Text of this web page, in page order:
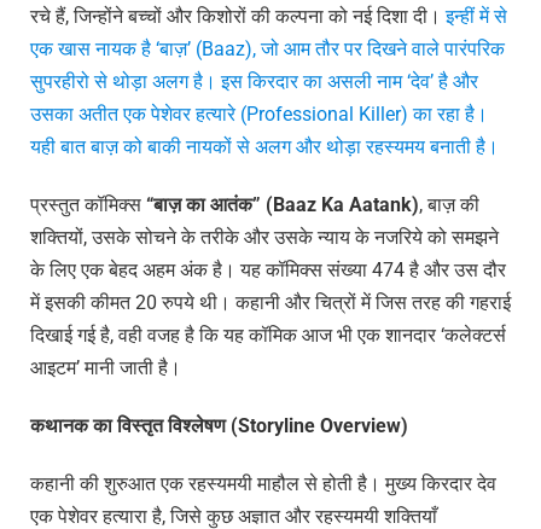
रचे हैं, जिन्होंने बच्चों और किशोरों की कल्पना को नई दिशा दी।इन्हीं में से
एक खास नायक है ‘बाज़’ (Baaz), जो आम तौर पर दिखने वाले पारंपरिक
सुपरहीरो से थोड़ा अलग है। इस किरदार का असली नाम ‘देव’ है और
उसका अतीत एक पेशेवर हत्यारे (Professional Killer) का रहा है।
यही बात बाज़ को बाकी नायकों से अलग और थोड़ा रहस्यमय बनाती है।
प्रस्तुत कॉमिक्स “बाज़ का आतंक” (Baaz Ka Aatank), बाज़ की
शक्तियों, उसके सोचने के तरीके और उसके न्याय के नजरिये को समझने
के लिए एक बेहद अहम अंक है। यह कॉमिक्स संख्या 474 है और उस दौर
में इसकी कीमत 20 रुपये थी। कहानी और चित्रों में जिस तरह की गहराई
दिखाई गई है, वही वजह है कि यह कॉमिक आज भी एक शानदार ‘कलेक्टर्स
आइटम’ मानी जाती है।
कथानक का विस्तृत विश्लेषण(Storyline Overview)
कहानी की शुरुआत एक रहस्यमयी माहौल से होती है। मुख्य किरदार देव
एक पेशेवर हत्यारा है, जिसे कुछ अज्ञात और रहस्यमयी शक्तियाँ